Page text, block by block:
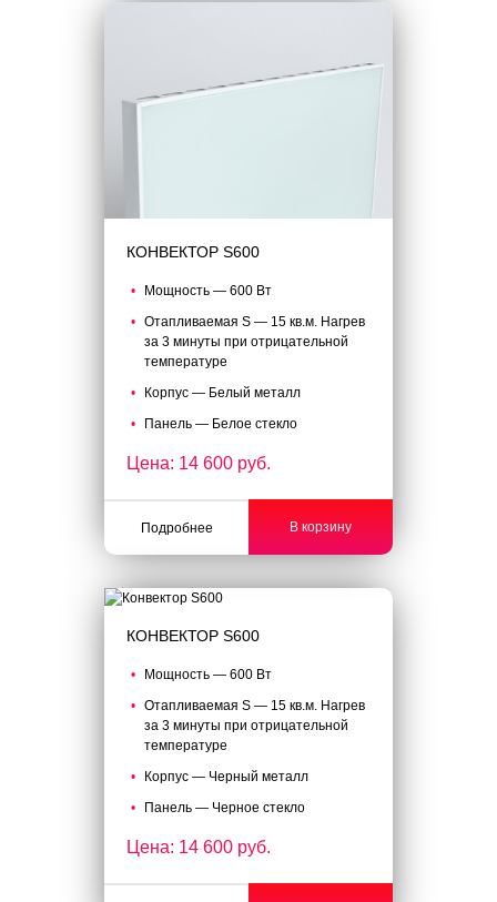
КОНВЕКТОР S600
Мощность — 600 Вт
Отапливаемая S — 15 кв.м. Нагрев
за 3 минуты при отрицательной
температуре
Корпус — Белый металл
Панель — Белое стекло
Цена: 14 600 руб.
Подробнее В корзину
КОНВЕКТОР S600
Мощность — 600 Вт
Отапливаемая S — 15 кв.м. Нагрев
за 3 минуты при отрицательной
температуре
Корпус — Черный металл
Панель — Черное стекло
Цена: 14 600 руб.